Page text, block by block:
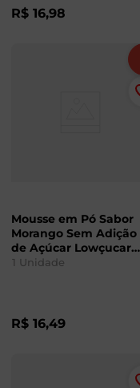
R$ 16,98
Mousse em Pó Sabor
Morango Sem Adição
de Açúcar Lowçucar
25g
1 Unidade
R$ 16,49